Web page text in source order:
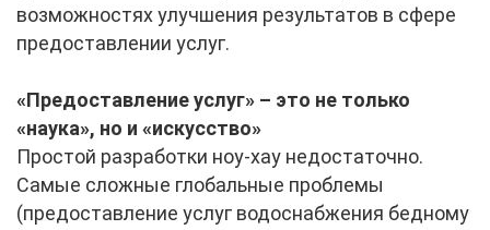
возможностях улучшения результатов в сфере
предоставлении услуг.
«Предоставление услуг» – это не только
«наука», но и «искусство»
Простой разработки ноу-хау недостаточно.
Самые сложные глобальные проблемы
(предоставление услуг водоснабжения бедному